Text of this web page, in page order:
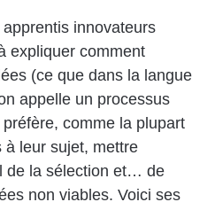
innovateurs
expliquer comment
(ce que dans la langue
appelle un processus
comme la plupart
à leur sujet, mettre
de la sélection et… de
non viables. Voici ses